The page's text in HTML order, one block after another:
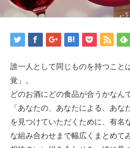
誰一人として同じものを持つこと
覚」。
どのお酒にどの食品が合うかなん
「あなたの、あなたによる、あな
を見つけていただくために、有名
な組み合わせまで幅広くまとめて